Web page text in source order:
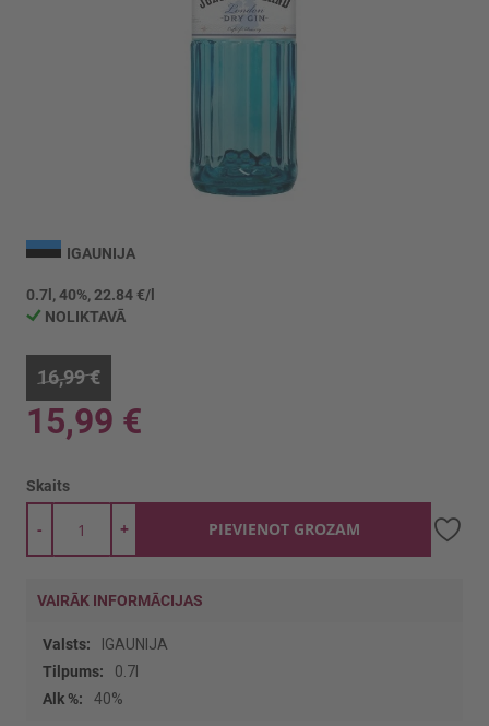
uz
sākumu
IGAUNIJA
0.7l, 40%, 22.84 €/l
NOLIKTAVĀ
16,99 €
15,99 €
Skaits
+
- PIEVIENOT GROZAM
VAIRĀK INFORMĀCIJAS
Vairāk
informācijas
IGAUNIJA
0.7l
40%